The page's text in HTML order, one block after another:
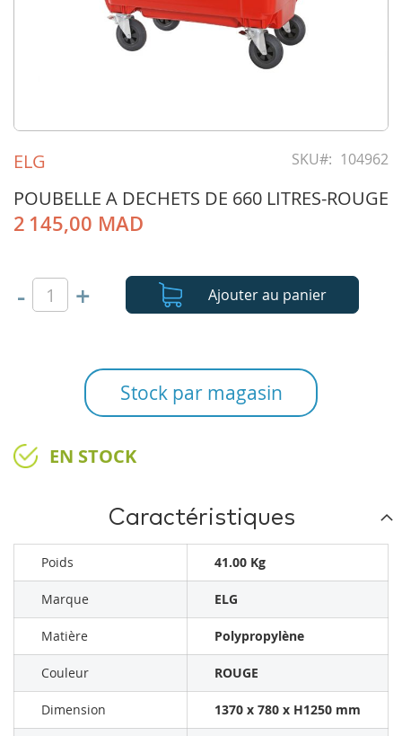
ELG SKU 104962
POUBELLE A DECHETS DE 660 LITRES-ROUGE
2 145,00 MAD
- + Ajouter au panier
Stock par magasin
EN STOCK
to
beginning
of
the
Caractéristiques
Poids 41.00 Kg
Marque ELG
Matière Polypropylène
Couleur ROUGE
Dimension 1370 x 780 x H1250 mm